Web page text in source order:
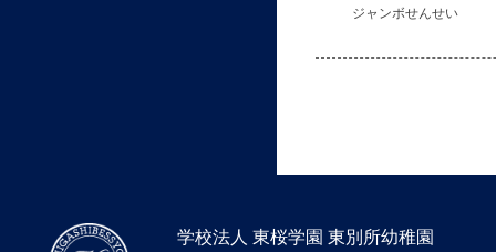
ジャンボせんせい
学校法人 東桜学園 東別所幼稚園